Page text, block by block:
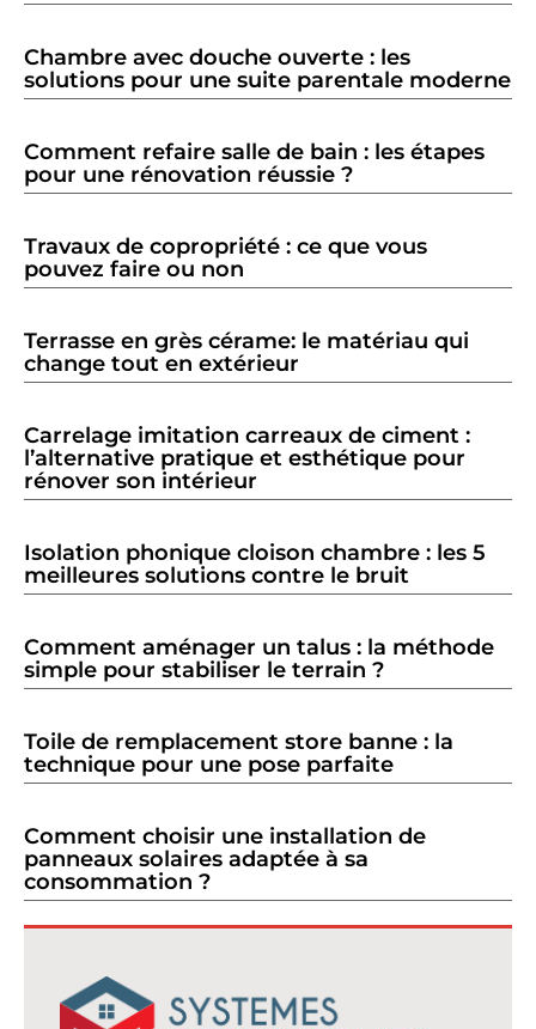
Chambre avec douche ouverte : les
solutions pour une suite parentale moderne
Comment refaire salle de bain : les étapes
pour une rénovation réussie ?
Travaux de copropriété : ce que vous
pouvez faire ou non
Terrasse en grès cérame: le matériau qui
change tout en extérieur
Carrelage imitation carreaux de ciment :
l’alternative pratique et esthétique pour
rénover son intérieur
Isolation phonique cloison chambre : les 5
meilleures solutions contre le bruit
Comment aménager un talus : la méthode
simple pour stabiliser le terrain ?
Toile de remplacement store banne : la
technique pour une pose parfaite
Comment choisir une installation de
panneaux solaires adaptée à sa
consommation ?